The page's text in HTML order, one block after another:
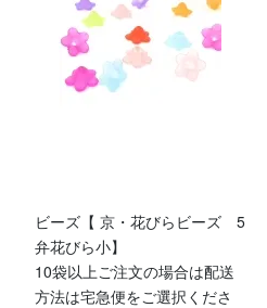
ビーズ【 京・花びらビーズ 5
弁花びら小】
10袋以上ご注文の場合は配送
方法は宅急便をご選択くださ